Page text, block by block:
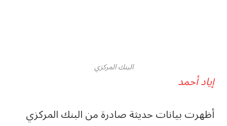
البنك المركزي
إياد أحمد
أظهرت ​بيانات حديثة صادرة من ‌البنك المركزي